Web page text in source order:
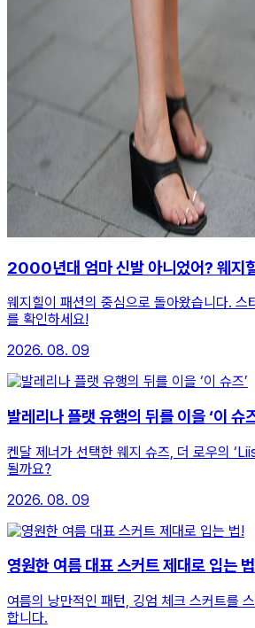
2000년대 엄마 신발 아니었어? 웨지
웨지힐이 패션의 중심으로 돌아왔습니다. 스
를 확인하세요!
2026. 08. 09
발레리나 플랫 유행의 뒤를 이을 ‘이 슈
켄달 제너가 선택한 웨지 슈즈, 더 로우의
될까요?
2026. 08. 09
영원한 여름 대표 스커트 제대로 입는
여름의 낭만적인 패턴, 깅엄 체크 스커트를
합니다.